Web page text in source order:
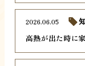
高熱が出た時に
2026.06.05